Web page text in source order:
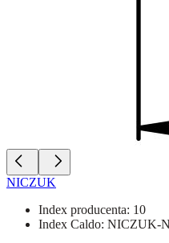
NICZUK
Index producenta: 10
Index Caldo: NICZUK-